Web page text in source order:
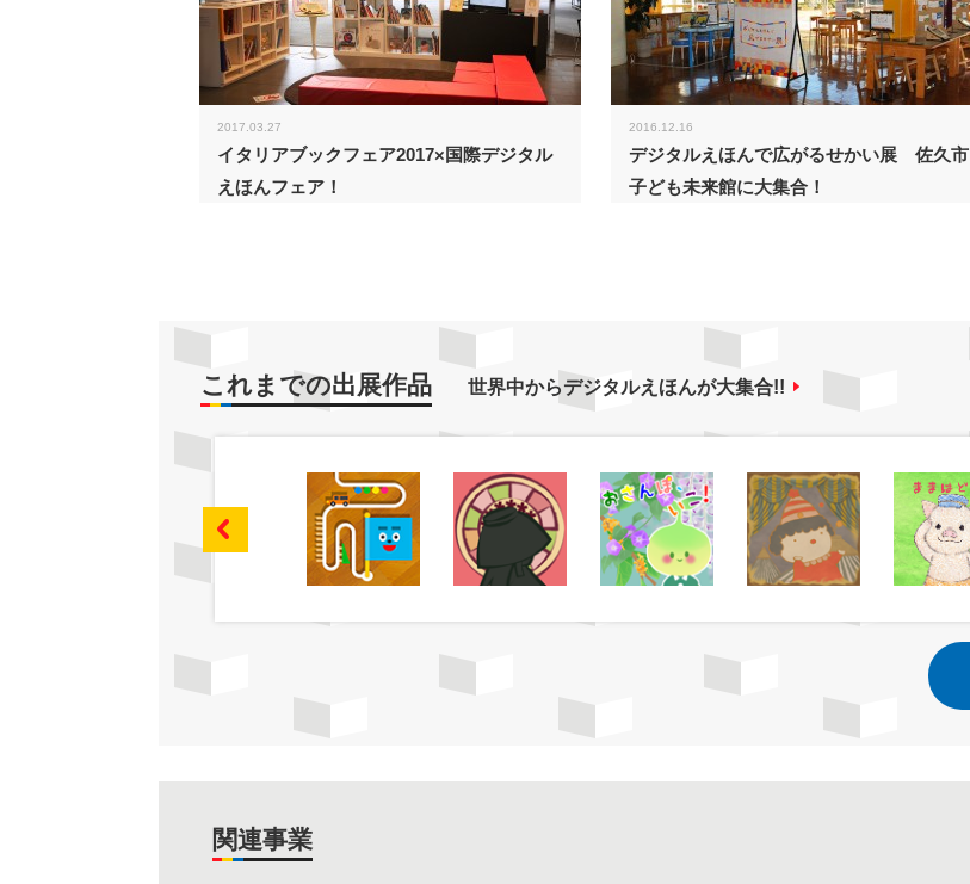
2017.03.27
イタリアブックフェア2017×国際デジタル
えほんフェア！
2016.12.16
デジタルえほんで広がるせかい展 佐久市
子ども未来館に大集合！
これまでの出展作品 世界中からデジタルえほんが大集合!!
関連事業